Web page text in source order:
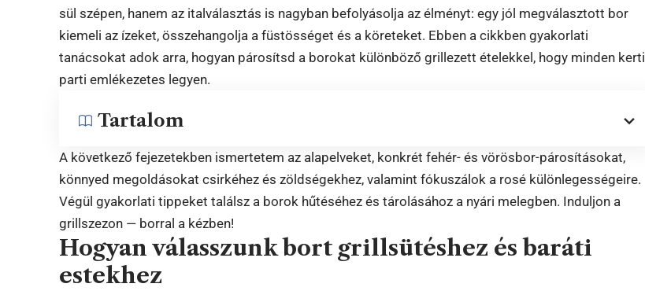
sül szépen, hanem az italválasztás is nagyban befolyásolja az élményt: egy jól megválasztott bor
kiemeli az ízeket, összehangolja a füstösséget és a köreteket. Ebben a cikkben gyakorlati
tanácsokat adok arra, hogyan párosítsd a borokat különböző grillezett ételekkel, hogy minden kerti
parti emlékezetes legyen.
Tartalom
A következő fejezetekben ismertetem az alapelveket, konkrét fehér- és vörösbor-párosításokat,
könnyed megoldásokat csirkéhez és zöldségekhez, valamint fókuszálok a rosé különlegességeire.
Végül gyakorlati tippeket találsz a borok hűtéséhez és tárolásához a nyári melegben. Induljon a
grillszezon — borral a kézben!
Hogyan válasszunk bort grillsütéshez és baráti
estekhez